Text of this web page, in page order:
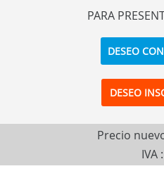
PARA
DESEO
DESEO
Precio
IVA